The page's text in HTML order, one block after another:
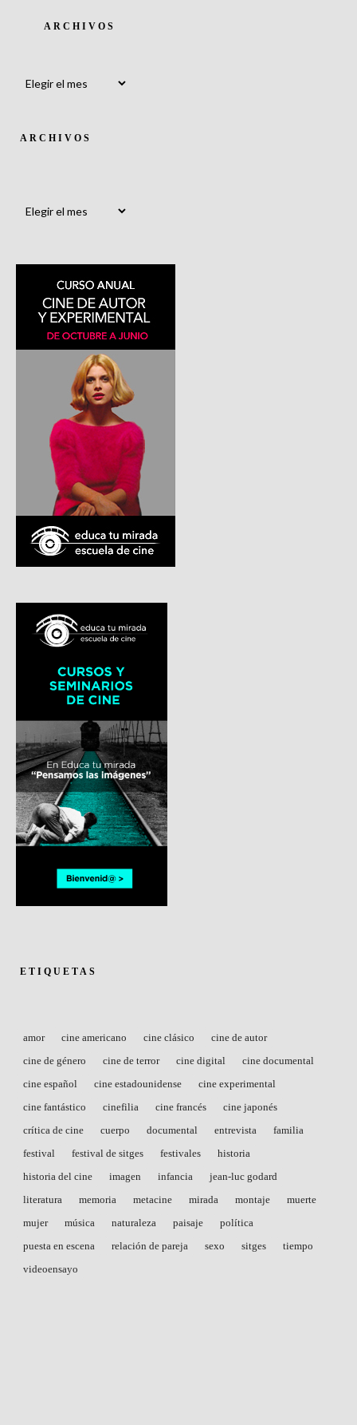
ARCHIVOS
ARCHIVOS
ETIQUETAS
amor cine americano cine clásico
cine de autor
cine de género
cine de terror cine digital
cine documental
cine español
cine estadounidense
cine experimental
cine fantástico
cinefilia cine francés
cine japonés
crítica de cine
cuerpo documental entrevista
familia
festival
festival de sitges festivales
historia
historia del cine
imagen infancia
jean-luc godard
literatura
memoria metacine mirada montaje
muerte
mujer
música naturaleza paisaje
política
puesta en escena
relación de pareja sexo sitges
tiempo
videoensayo